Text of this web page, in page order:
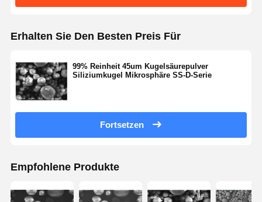
Hohle Silica-Mikrokugeln
Kugelsäurepulver
Silica-Nanosphären
Silica-Mikrosphären-Kosmetik
Quarzglaspulver
Nano-Silica-Pulver
Erhalten Sie Den Besten Preis Für
99% Reinheit 45um Kugelsäurepulver
Siliziumkugel Mikrosphäre SS-D-Serie
Fortsetzen
Empfohlene Produkte